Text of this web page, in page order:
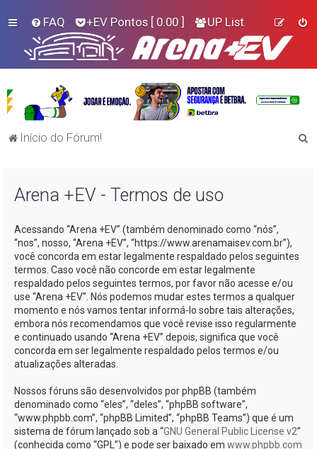
FAQ +EV Pontos [ 0.00 ] UP List
Início do Fórum!
Arena +EV - Termos de uso
Acessando “Arena +EV” (também denominado como “nós”,
“nos”, nosso, “Arena +EV”, “https://www.arenamaisev.com.br”),
você concorda em estar legalmente respaldado pelos seguintes
termos. Caso você não concorde em estar legalmente
respaldado pelos seguintes termos, por favor não acesse e/ou
use “Arena +EV”. Nós podemos mudar estes termos a qualquer
momento e nós vamos tentar informá-lo sobre tais alterações,
embora nós recomendamos que você revise isso regularmente
e continuado usando “Arena +EV” depois, significa que você
concorda em ser legalmente respaldado pelos termos e/ou
atualizações alteradas.
Nossos fóruns são desenvolvidos por phpBB (também
denominado como “eles”, “deles”, “phpBB software”,
“www.phpbb.com”, “phpBB Limited”, “phpBB Teams”) que é um
sistema de fórum lançado sob a “GNU General Public License v2”
(conhecida como “GPL”) e pode ser baixado em www.phpbb.com